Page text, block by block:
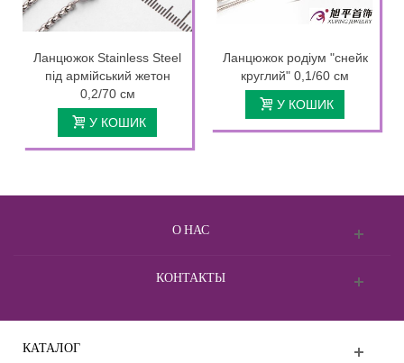
Ланцюжок Stainless Steel
під армійський жетон
0,2/70 см
У КОШИК
Ланцюжок родіум "снейк
круглий" 0,1/60 см
У КОШИК
О НАС
КОНТАКТЫ
КАТАЛОГ